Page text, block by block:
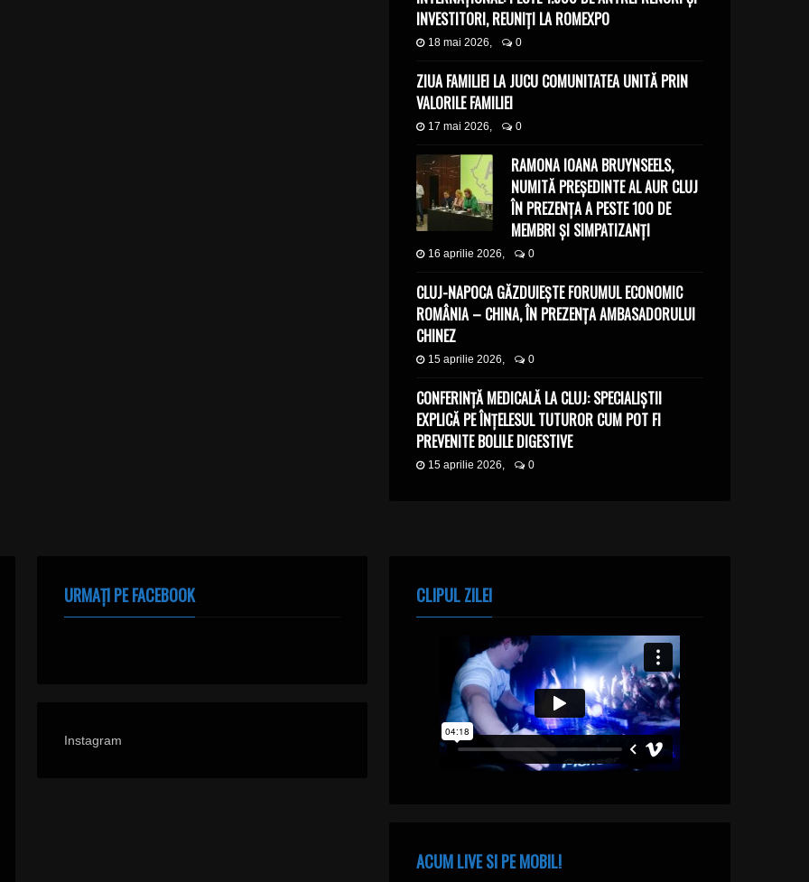
INVESTITORI, REUNIȚI LA ROMEXPO
18 mai 2026, 0
ZIUA FAMILIEI LA JUCU COMUNITATEA UNITĂ PRIN
VALORILE FAMILIEI
17 mai 2026, 0
RAMONA IOANA BRUYNSEELS,
NUMITĂ PREȘEDINTE AL AUR CLUJ
ÎN PREZENȚA A PESTE 100 DE
MEMBRI ȘI SIMPATIZANȚI
16 aprilie 2026, 0
CLUJ-NAPOCA GĂZDUIEȘTE FORUMUL ECONOMIC
ROMÂNIA – CHINA, ÎN PREZENȚA AMBASADORULUI
CHINEZ
15 aprilie 2026, 0
CONFERINȚĂ MEDICALĂ LA CLUJ: SPECIALIȘTII
EXPLICĂ PE ÎNȚELESUL TUTUROR CUM POT FI
PREVENITE BOLILE DIGESTIVE
15 aprilie 2026, 0
URMAȚI PE FACEBOOK
Instagram
CLIPUL ZILEI
ACUM LIVE SI PE MOBIL!